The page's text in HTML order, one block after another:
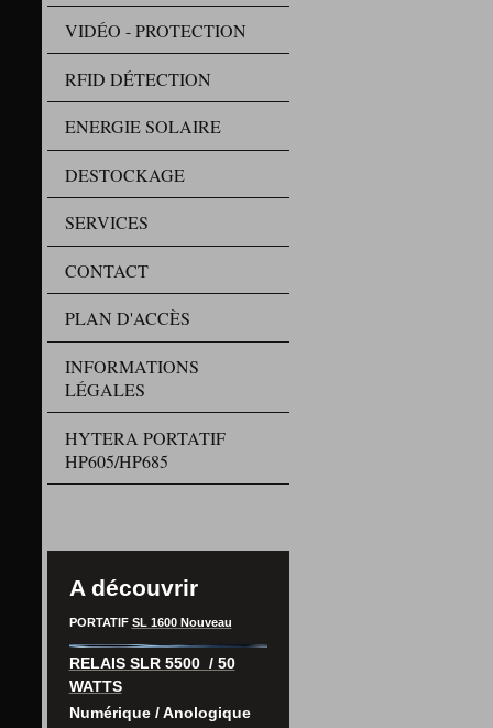
VIDÉO - PROTECTION
RFID DÉTECTION
ENERGIE SOLAIRE
DESTOCKAGE
SERVICES
CONTACT
PLAN D'ACCÈS
INFORMATIONS
LÉGALES
HYTERA PORTATIF
HP605/HP685
A découvrir
PORTATIF SL 1600 Nouveau
RELAIS SLR 5500 / 50
WATTS
Numérique / Anologique